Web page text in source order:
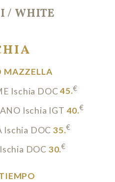
/ WHITE
MAZZELLA
Ischia DOC45.€
Ischia IGT 40.€
Ischia DOC35.€
DOC 30.€